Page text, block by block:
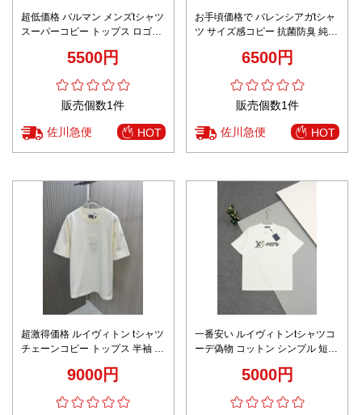
超低価格 バルマン メンズtシャツ
スーパーコピー トップス ロゴプ
5500円
販売個数1件
佐川急便 HOT
お手頃価格で バレンシアガtシャ
ツ サイズ感コピー 抗菌防臭 純綿
6500円
販売個数1件
佐川急便 HOT
超激得価格 ルイヴィトン tシャツ
チェーンコピー トップス 半袖 プ
9000円
一番安い ルイヴィトンtシャツコ
ーデ偽物 コットン シンプル 短袖
5000円